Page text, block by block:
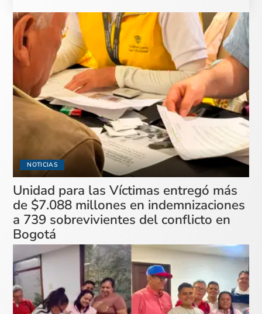
NOTICIAS
Unidad para las Víctimas entregó más
de $7.088 millones en indemnizaciones
a 739 sobrevivientes del conflicto en
Bogotá